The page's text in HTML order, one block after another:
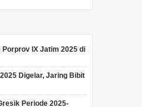
IX Jatim 2025 di
Digelar, Jaring Bibit
Periode 2025-